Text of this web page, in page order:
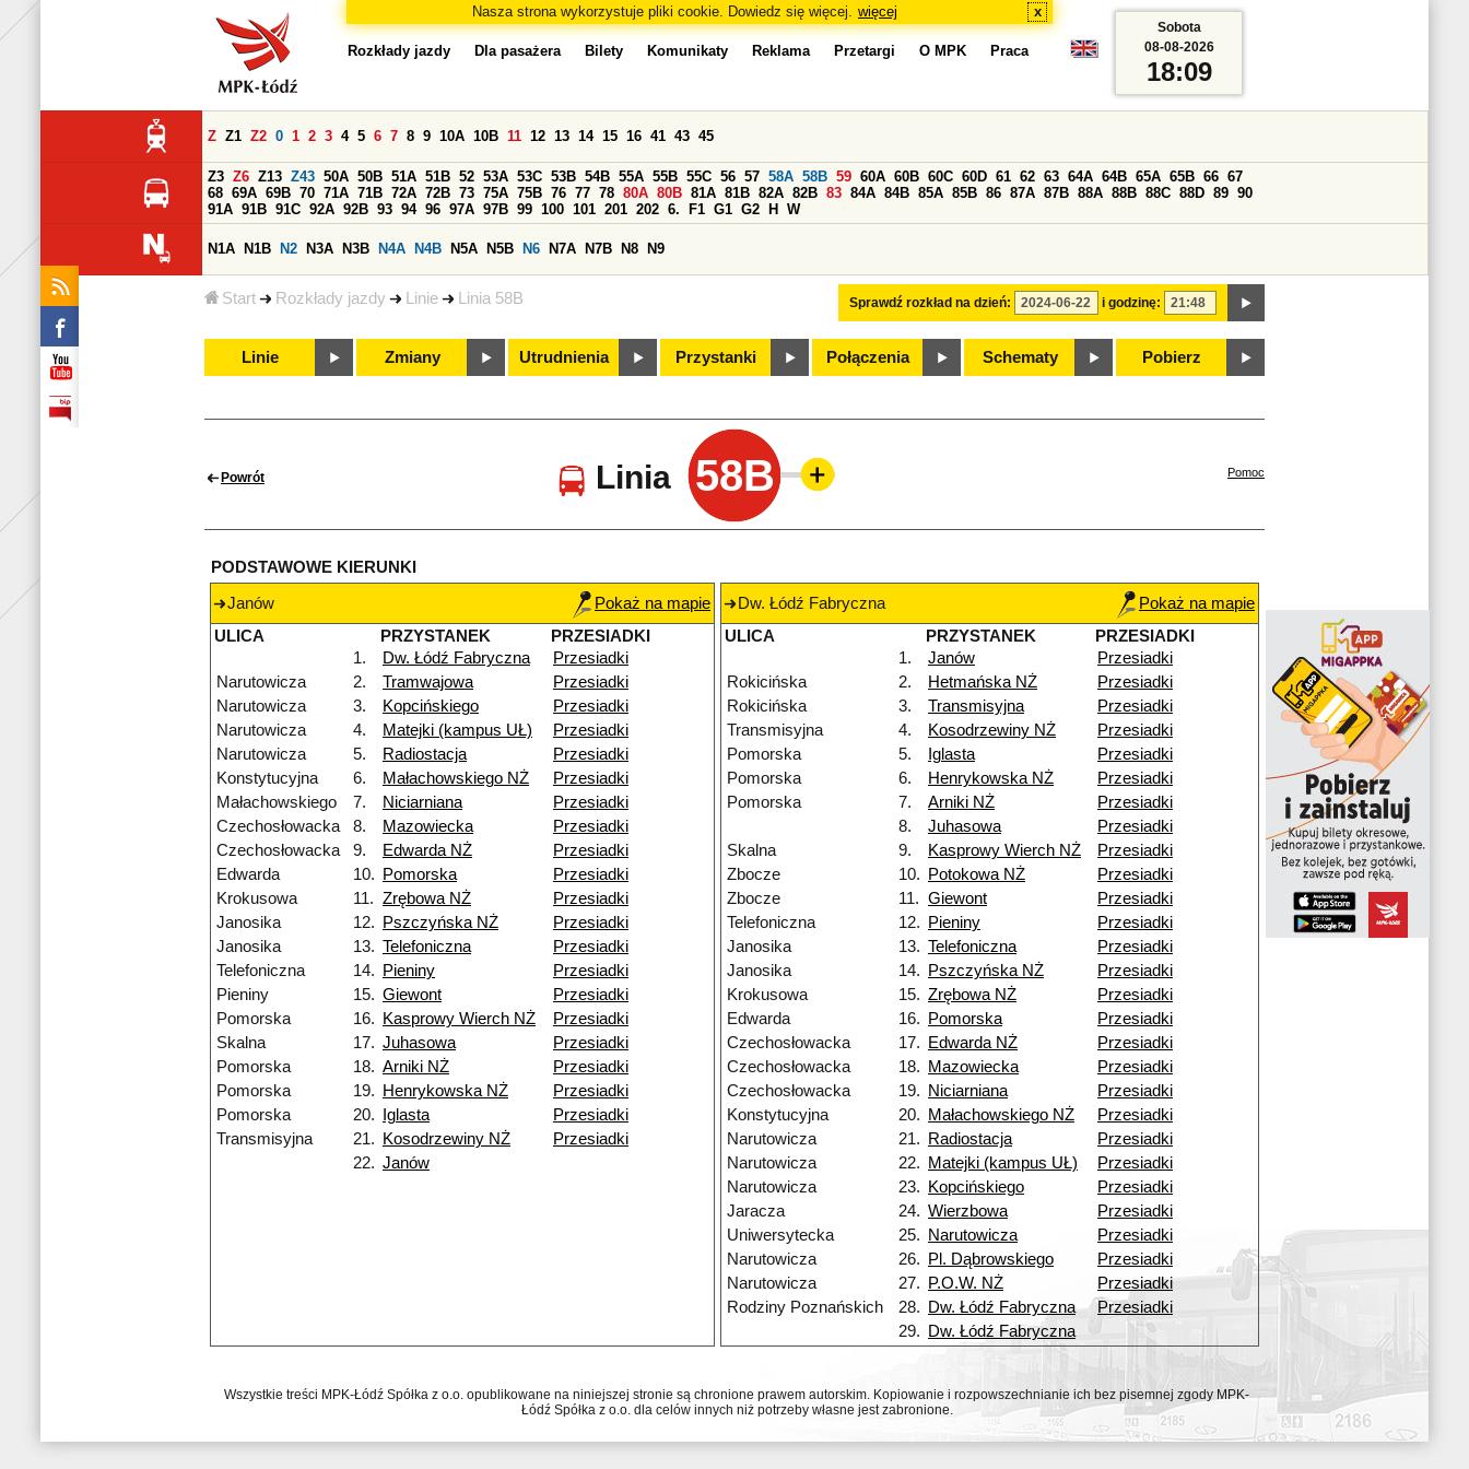
Nasza strona wykorzystuje pliki cookie. Dowiedz się więcej. więcej x
Start Rozkłady jazdy Linie Linia 58B
Rozkłady jazdy Dla pasażera Bilety Komunikaty Reklama Przetargi O MPK Praca
Sprawdź rozkład na dzień: i godzinę:
Z Z1 Z2 0 1 2 3 4 5 6 7 8 9 10A 10B 11 12 13 14 15 16 41 43 45
Z3 Z6 Z13 Z43 50A 50B 51A 51B 52 53A 53C 53B 54B 55A 55B 55C 56 57 58A 58B 59 60A 60B 60C 60D 61 62 63 64A 64B 65A 65B 66 67
68 69A 69B 70 71A 71B 72A 72B 73 75A 75B 76 77 78 80A 80B 81A 81B 82A 82B 83 84A 84B 85A 85B 86 87A 87B 88A 88B 88C 88D 89 90
91A 91B 91C 92A 92B 93 94 96 97A 97B 99 100 101 201 202 6. F1 G1 G2 H W
N1A N1B N2 N3A N3B N4A N4B N5A N5B N6 N7A N7B N8 N9
Linie Zmiany Utrudnienia Przystanki Połączenia Schematy Pobierz
Sobota
08-08-2026
18:09
Powrót Linia 58B Pomoc
PODSTAWOWE KIERUNKI
Janów
Pokaż na mapie
ULICA
PRZYSTANEK
PRZESIADKI
1.
Dw. Łódź Fabryczna
Przesiadki
Narutowicza
2. Tramwajowa
Przesiadki
Narutowicza
3. Kopcińskiego
Przesiadki
Narutowicza
4. Matejki (kampus UŁ)
Przesiadki
Narutowicza
5. Radiostacja
Przesiadki
Konstytucyjna
6. Małachowskiego NŻ
Przesiadki
Małachowskiego
7. Niciarniana
Przesiadki
Czechosłowacka
8. Mazowiecka
Przesiadki
Czechosłowacka
9. Edwarda NŻ
Przesiadki
Edwarda
10. Pomorska
Przesiadki
Krokusowa
11. Zrębowa NŻ
Przesiadki
Janosika
12. Pszczyńska NŻ
Przesiadki
Janosika
13. Telefoniczna
Przesiadki
Telefoniczna
14. Pieniny
Przesiadki
Pieniny
15. Giewont
Przesiadki
Pomorska
16. Kasprowy Wierch NŻ
Przesiadki
Skalna
17. Juhasowa
Przesiadki
Pomorska
18. Arniki NŻ
Przesiadki
Pomorska
19. Henrykowska NŻ
Przesiadki
Pomorska
20. Iglasta
Przesiadki
Transmisyjna
21. Kosodrzewiny NŻ
Przesiadki
22. Janów
Dw. Łódź Fabryczna
Pokaż na mapie
ULICA
PRZYSTANEK
PRZESIADKI
1.
Janów
Przesiadki
Rokicińska
2. Hetmańska NŻ
Przesiadki
Rokicińska
3. Transmisyjna
Przesiadki
Transmisyjna
4. Kosodrzewiny NŻ
Przesiadki
Pomorska
5. Iglasta
Przesiadki
Pomorska
6. Henrykowska NŻ
Przesiadki
Pomorska
7. Arniki NŻ
Przesiadki
8.
Juhasowa
Przesiadki
Skalna
9. Kasprowy Wierch NŻ
Przesiadki
Zbocze
10. Potokowa NŻ
Przesiadki
Zbocze
11. Giewont
Przesiadki
Telefoniczna
12. Pieniny
Przesiadki
Janosika
13. Telefoniczna
Przesiadki
Janosika
14. Pszczyńska NŻ
Przesiadki
Krokusowa
15. Zrębowa NŻ
Przesiadki
Edwarda
16. Pomorska
Przesiadki
Czechosłowacka
17. Edwarda NŻ
Przesiadki
Czechosłowacka
18. Mazowiecka
Przesiadki
Czechosłowacka
19. Niciarniana
Przesiadki
Konstytucyjna
20. Małachowskiego NŻ
Przesiadki
Narutowicza
21. Radiostacja
Przesiadki
Narutowicza
22. Matejki (kampus UŁ)
Przesiadki
Narutowicza
23. Kopcińskiego
Przesiadki
Jaracza
24. Wierzbowa
Przesiadki
Uniwersytecka
25. Narutowicza
Przesiadki
Narutowicza
26. Pl. Dąbrowskiego
Przesiadki
Narutowicza
27. P.O.W. NŻ
Przesiadki
Rodziny Poznańskich
28. Dw. Łódź Fabryczna
Przesiadki
29.
Dw. Łódź Fabryczna
Wszystkie treści MPK-Łódź Spółka z o.o. opublikowane na niniejszej stronie są chronione prawem autorskim. Kopiowanie i rozpowszechnianie ich bez pisemnej zgody MPK-
Łódź Spółka z o.o. dla celów innych niż potrzeby własne jest zabronione.